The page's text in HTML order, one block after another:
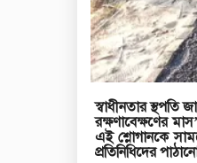
স্বাধীনতার
রক্ষণাবেক্ষণের
এই শ্লোগানকে
প্রতিনিধিদের